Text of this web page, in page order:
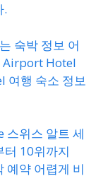
.
숙박 정보 어
Airport Hotel
행 숙소 정보
스위스 알트 세
터 10위까지
예약 어렵게 비